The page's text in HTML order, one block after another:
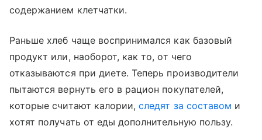
содержанием клетчатки.
Раньше хлеб чаще воспринимался как базовый
продукт или, наоборот, как то, от чего
отказываются при диете. Теперь производители
пытаются вернуть его в рацион покупателей,
которые считают калории,следят за составом и
хотят получать от еды дополнительную пользу.